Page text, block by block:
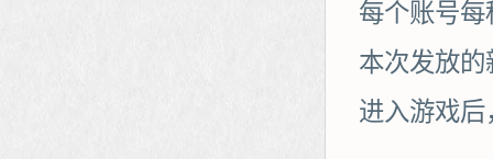
每个账号
本次发放
进入游戏后